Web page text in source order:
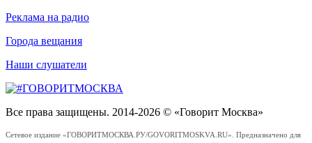
Реклама на радио
Города вещания
Наши слушатели
Все права защищены. 2014-2026 © «Говорит Москва»
Сетевое издание «ГОВОРИТМОСКВА.РУ/GOVORITMOSKVA.RU». Предназначено для